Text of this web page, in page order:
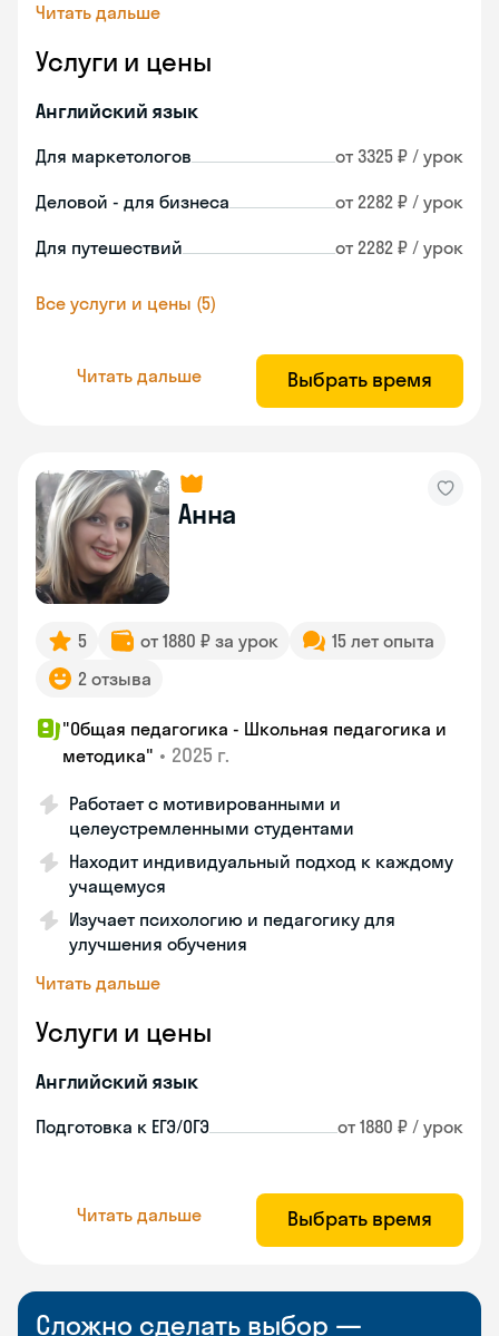
Читать дальше
Услуги и цены
Английский язык
Для маркетологов от 3325 ₽ / урок
Деловой - для бизнеса от 2282 ₽ / урок
Для путешествий от 2282 ₽ / урок
Все услуги и цены (5)
Читать дальше Выбрать время
Анна
5 от 1880 ₽ за урок
15 лет опыта
2 отзыва
"Общая педагогика - Школьная педагогика и
методика" • 2025 г.
Работает с мотивированными и
целеустремленными студентами
Находит индивидуальный подход к каждому
учащемуся
Изучает психологию и педагогику для
улучшения обучения
Читать дальше
Услуги и цены
Английский язык
Подготовка к ЕГЭ/ОГЭ от 1880 ₽ / урок
Читать дальше Выбрать время
Сложно сделать выбор —